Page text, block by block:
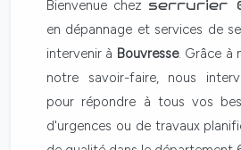
Bienvenue chez serrurier
en dépannage et services de
intervenir à Bouvresse. Grâce à
notre savoir-faire, nous
pour répondre à tous vos
d'urgences ou de travaux